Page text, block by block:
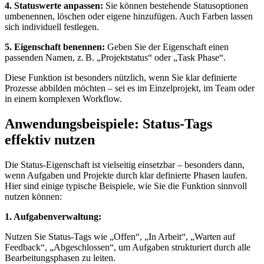
4. Statuswerte anpassen: Sie können bestehende Statusoptionen
umbenennen, löschen oder eigene hinzufügen. Auch Farben lassen
sich individuell festlegen.
5. Eigenschaft benennen: Geben Sie der Eigenschaft einen
passenden Namen, z. B. „Projektstatus“ oder „Task Phase“.
Diese Funktion ist besonders nützlich, wenn Sie klar definierte
Prozesse abbilden möchten – sei es im Einzelprojekt, im Team oder
in einem komplexen Workflow.
Anwendungsbeispiele: Status-Tags
effektiv nutzen
Die Status-Eigenschaft ist vielseitig einsetzbar – besonders dann,
wenn Aufgaben und Projekte durch klar definierte Phasen laufen.
Hier sind einige typische Beispiele, wie Sie die Funktion sinnvoll
nutzen können:
1. Aufgabenverwaltung:
Nutzen Sie Status-Tags wie „Offen“, „In Arbeit“, „Warten auf
Feedback“, „Abgeschlossen“, um Aufgaben strukturiert durch alle
Bearbeitungsphasen zu leiten.